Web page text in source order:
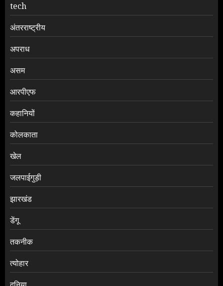
tech
अंतरराष्ट्रीय
अपराध
असम
आरपीएफ
कहानियों
कोलकाता
खेल
जलपाईगुड़ी
झारखंड
डेंगू
तकनीक
त्योहार